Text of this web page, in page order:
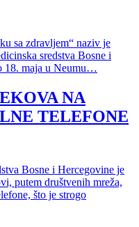
sa zdravljem“ naziv je
sredstva Bosne i
18. maja u Neumu…
NA
TELEFONE
Bosne i Hercegovine je
putem društvenih mreža,
što je strogo